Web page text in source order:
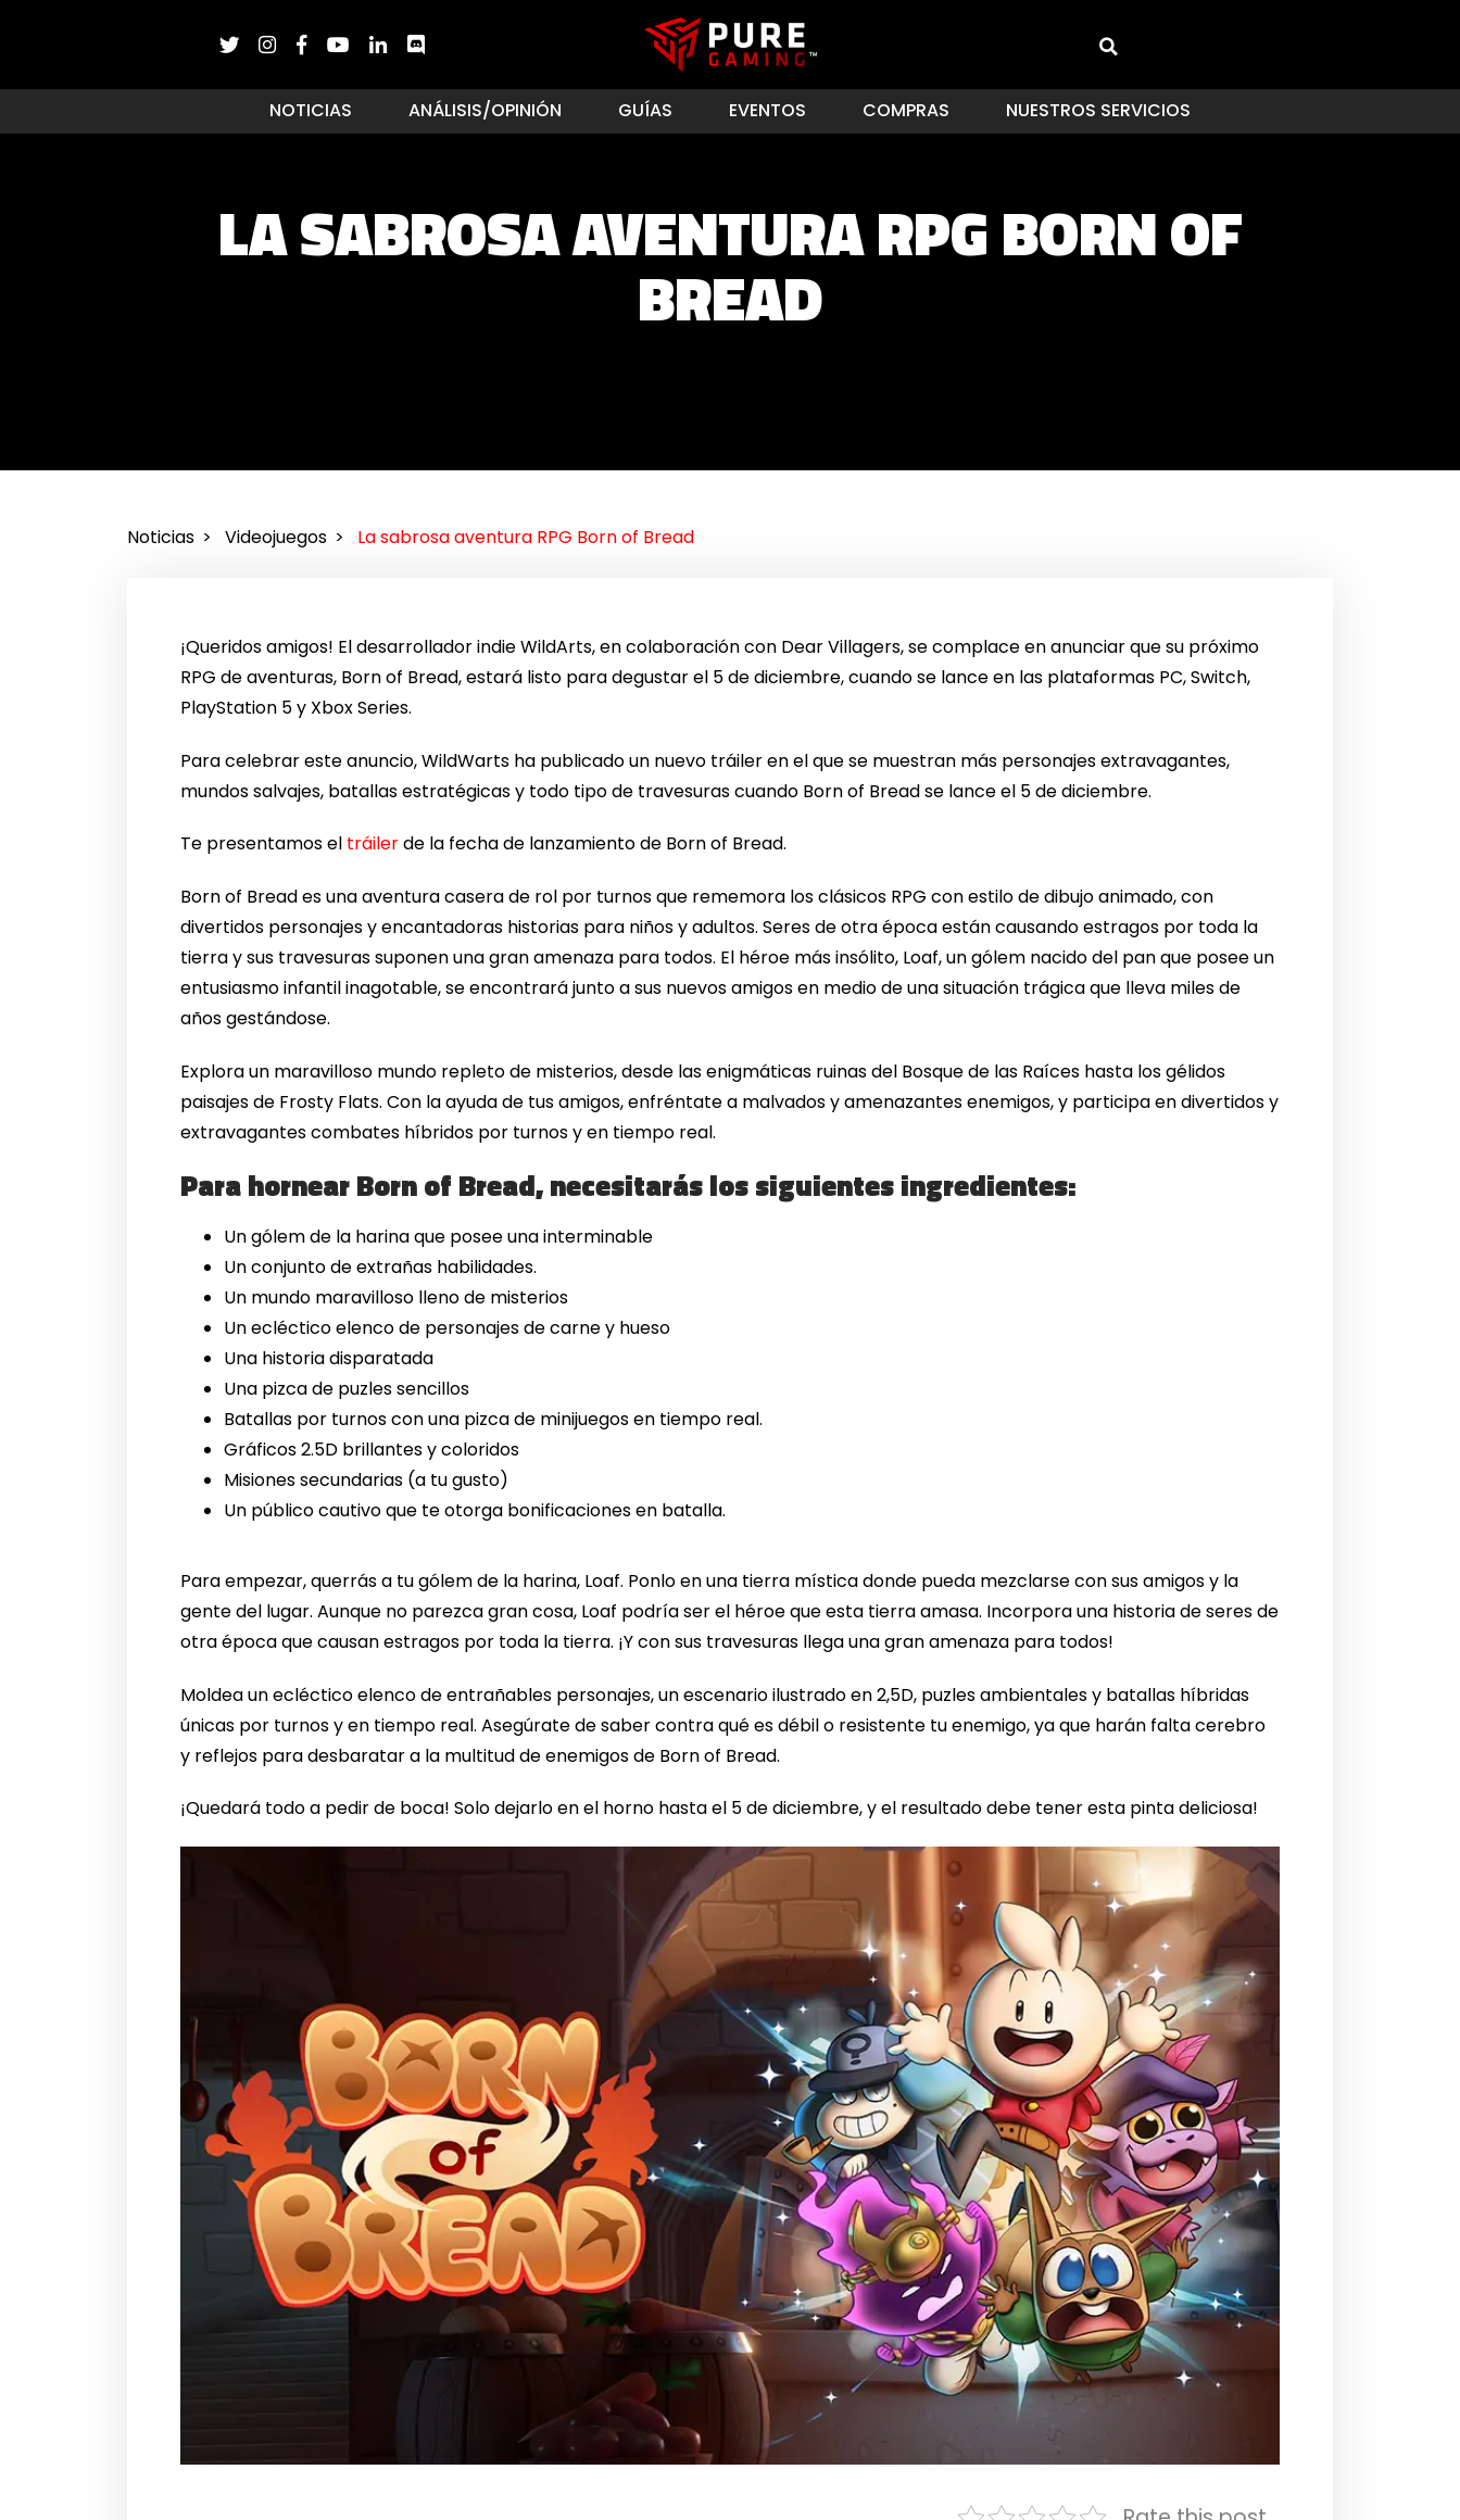
NOTICIAS ANÁLISIS/OPINIÓN GUÍAS EVENTOS COMPRAS NUESTROS SERVICIOS
LA SABROSA AVENTURA RPG BORN OF
BREAD
Noticias Videojuegos La sabrosa aventura RPG Born of Bread
¡Queridos amigos! El desarrollador indie WildArts, en colaboración con Dear Villagers, se complace en anunciar que su próximo
RPG de aventuras, Born of Bread, estará listo para degustar el 5 de diciembre, cuando se lance en las plataformas PC, Switch,
PlayStation 5 y Xbox Series.
Para celebrar este anuncio, WildWarts ha publicado un nuevo tráiler en el que se muestran más personajes extravagantes,
mundos salvajes, batallas estratégicas y todo tipo de travesuras cuando Born of Bread se lance el 5 de diciembre.
Te presentamos el tráilerde la fecha de lanzamiento de Born of Bread.
Born of Bread es una aventura casera de rol por turnos que rememora los clásicos RPG con estilo de dibujo animado, con
divertidos personajes y encantadoras historias para niños y adultos. Seres de otra época están causando estragos por toda la
tierra y sus travesuras suponen una gran amenaza para todos. El héroe más insólito, Loaf, un gólem nacido del pan que posee un
entusiasmo infantil inagotable, se encontrará junto a sus nuevos amigos en medio de una situación trágica que lleva miles de
años gestándose.
Explora un maravilloso mundo repleto de misterios, desde las enigmáticas ruinas del Bosque de las Raíces hasta los gélidos
paisajes de Frosty Flats. Con la ayuda de tus amigos, enfréntate a malvados y amenazantes enemigos, y participa en divertidos y
extravagantes combates híbridos por turnos y en tiempo real.
Para hornear Born of Bread, necesitarás los siguientes ingredientes:
Un gólem de la harina que posee una interminable
Un conjunto de extrañas habilidades.
Un mundo maravilloso lleno de misterios
Un ecléctico elenco de personajes de carne y hueso
Una historia disparatada
Una pizca de puzles sencillos
Batallas por turnos con una pizca de minijuegos en tiempo real.
Gráficos 2.5D brillantes y coloridos
Misiones secundarias (a tu gusto)
Un público cautivo que te otorga bonificaciones en batalla.
Para empezar, querrás a tu gólem de la harina, Loaf. Ponlo en una tierra mística donde pueda mezclarse con sus amigos y la
gente del lugar. Aunque no parezca gran cosa, Loaf podría ser el héroe que esta tierra amasa. Incorpora una historia de seres de
otra época que causan estragos por toda la tierra. ¡Y con sus travesuras llega una gran amenaza para todos!
Moldea un ecléctico elenco de entrañables personajes, un escenario ilustrado en 2,5D, puzles ambientales y batallas híbridas
únicas por turnos y en tiempo real. Asegúrate de saber contra qué es débil o resistente tu enemigo, ya que harán falta cerebro
y reflejos para desbaratar a la multitud de enemigos de Born of Bread.
¡Quedará todo a pedir de boca! Solo dejarlo en el horno hasta el 5 de diciembre, y el resultado debe tener esta pinta deliciosa!